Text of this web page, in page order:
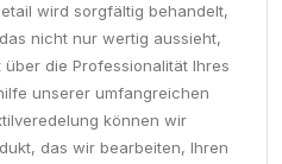
wird sorgfältig behandelt,
nicht nur wertig aussieht,
die Professionalität Ihres
unserer umfangreichen
können wir
das wir bearbeiten, Ihren